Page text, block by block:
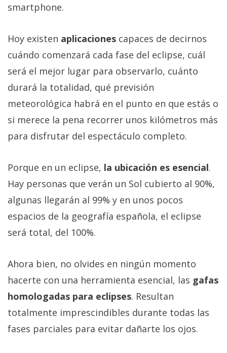
smartphone.
Hoy existen aplicaciones capaces de decirnos
cuándo comenzará cada fase del eclipse, cuál
será el mejor lugar para observarlo, cuánto
durará la totalidad, qué previsión
meteorológica habrá en el punto en que estás o
si merece la pena recorrer unos kilómetros más
para disfrutar del espectáculo completo.
Porque en un eclipse, la ubicación es esencial.
Hay personas que verán un Sol cubierto al 90%,
algunas llegarán al 99% y en unos pocos
espacios de la geografía española, el eclipse
será total, del 100%.
Ahora bien, no olvides en ningún momento
hacerte con una herramienta esencial, las gafas
homologadas para eclipses. Resultan
totalmente imprescindibles durante todas las
fases parciales para evitar dañarte los ojos.